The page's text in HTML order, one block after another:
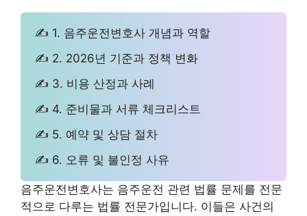
✍ 1. 음주운전변호사 개념과 역할
✍ 2. 2026년 기준과 정책 변화
✍ 3. 비용 산정과 사례
✍ 4. 준비물과 서류 체크리스트
✍ 5. 예약 및 상담 절차
✍ 6. 오류 및 불인정 사유
음주운전변호사는 음주운전 관련 법률 문제를 전문
적으로 다루는 법률 전문가입니다. 이들은 사건의